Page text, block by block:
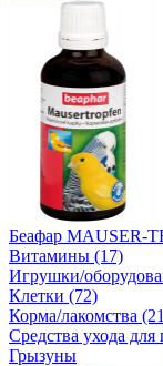
Беафар MAUSER-
Витамины (17)
Игрушки/
Клетки (72)
Корма/лакомства
Средства ухода для
Грызуны